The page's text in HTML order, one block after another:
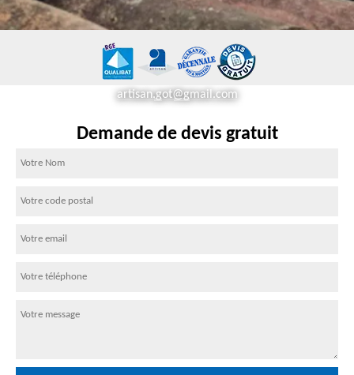
artisan.got@gmail.com
Demande de devis gratuit